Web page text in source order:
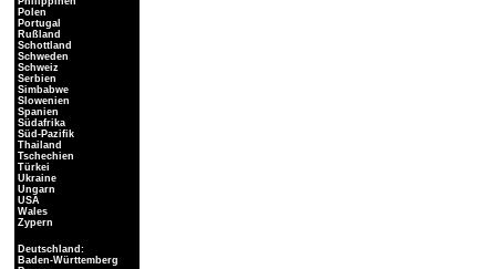
Polen
Portugal
Rußland
Schottland
Schweden
Schweiz
Serbien
Simbabwe
Slowenien
Spanien
Südafrika
Süd-Pazifik
Thailand
Tschechien
Türkei
Ukraine
Ungarn
USA
Wales
Zypern
Deutschland:
Baden-Württemberg